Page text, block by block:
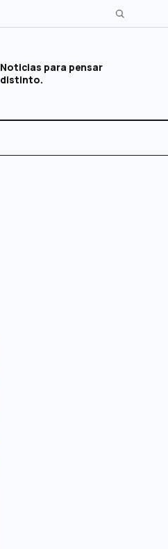
Noticias para pensar
distinto.